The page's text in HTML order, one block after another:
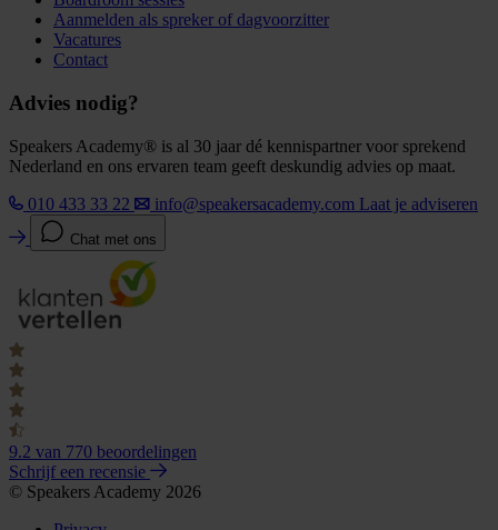
Aanmelden als spreker of dagvoorzitter
Vacatures
Contact
Advies nodig?
Speakers Academy® is al 30 jaar dé kennispartner voor sprekend
Nederland en ons ervaren team geeft deskundig advies op maat.
010 433 33 22
info@speakersacademy.com Laat je adviseren
Chat met ons
9.2 van 770 beoordelingen
Schrijf een recensie
© Speakers Academy 2026